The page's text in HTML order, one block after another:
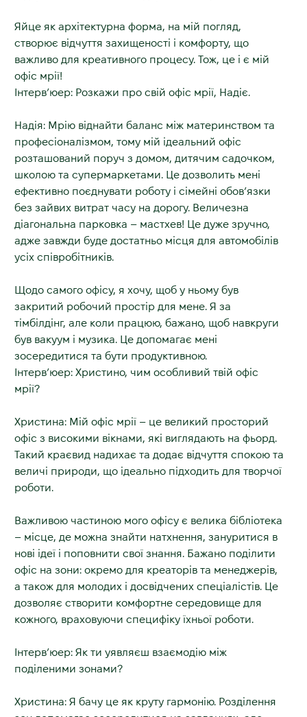
Яйце як архітектурна форма, на мій погляд,
створює відчуття захищеності і комфорту, що
важливо для креативного процесу. Тож, це і є мій
офіс мрії!
Інтерв’юер: Розкажи про свій офіс мрії, Надіє.
Надія: Мрію віднайти баланс між материнством та
професіоналізмом, тому мій ідеальний офіс
розташований поруч з домом, дитячим садочком,
школою та супермаркетами. Це дозволить мені
ефективно поєднувати роботу і сімейні обов’язки
без зайвих витрат часу на дорогу. Величезна
діагональна парковка –мастхев! Це дуже зручно,
адже завжди буде достатньо місця для автомобілів
усіх співробітників.
Щодо самого офісу, я хочу, щоб у ньому був
закритий робочий простір для мене. Я за
тімбілдінг, але коли працюю, бажано, щоб навкруги
був вакуум і музика. Це допомагає мені
зосередитися та бути продуктивною.
Інтерв’юер: Христино, чим особливий твій офіс
мрії?
Христина: Мій офіс мрії – це великий просторий
офіс з високими вікнами, які виглядають на фьорд.
Такий краєвид надихає та додає відчуття спокою та
величі природи, що ідеально підходить для творчої
роботи.
Важливою частиною мого офісу є велика бібліотека
–місце, де можна знайти натхнення, зануритися в
нові ідеї і поповнити свої знання. Бажано поділити
офіс на зони: окремо для креаторів та менеджерів,
а також для молодих і досвідчених спеціалістів. Це
дозволяє створити комфортне середовище для
кожного, враховуючи специфіку їхньої роботи.
Інтерв’юер: Як ти уявляєш взаємодію між
поділеними зонами?
Христина: Я бачу це як круту гармонію. Розділення